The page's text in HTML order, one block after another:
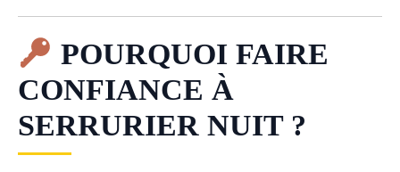
POURQUOI FAIRE
CONFIANCE À
SERRURIER NUIT ?